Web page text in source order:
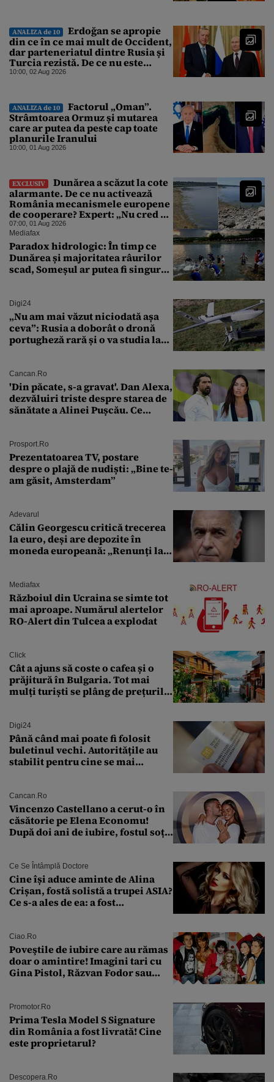
ANALIZA de 10
Erdoğan se apropie
din ce în ce mai mult de Occident,
dar parteneriatul dintre Rusia și
Turcia rezistă. De ce nu este
Moscova îngrijorată de
10:00, 02 Aug 2026
ANALIZA de 10
Factorul „Oman”.
Strâmtoarea Ormuz și mutarea
care ar putea da peste cap toate
planurile Iranului
10:00, 01 Aug 2026
EXCLUSIV
Dunărea a scăzut la cote
alarmante. De ce nu activează
România mecanismele europene
de cooperare? Expert: „Nu cred că
a sta și a aștepta ploaia reprezintă
o strategie viabilă”
07:00, 01 Aug 2026
Mediafax
Paradox hidrologic: În timp ce
Dunărea și majoritatea râurilor
scad, Someșul ar putea fi singurul
Digi24
„Nu am mai văzut niciodată așa
ceva”: Rusia a doborât o dronă
portugheză rară și o va studia la
Cancan.ro
'Din păcate, s-a gravat'. Dan Alexa,
dezvăluiri triste despre starea de
sănătate a Alinei Pușcău. Ce
Prosport.ro
Prezentatoarea TV, postare
despre o plajă de nudiști: „Bine te-
am găsit, Amsterdam”
Adevarul
Călin Georgescu critică trecerea
la euro, deși are depozite în
moneda europeană: „Renunți la
Mediafax
Războiul din Ucraina se simte tot
mai aproape. Numărul alertelor
RO-Alert din Tulcea a explodat
Click
Cât a ajuns să coste o cafea și o
prăjitură în Bulgaria. Tot mai
mulți turiști se plâng de prețurile
Digi24
Până când mai poate fi folosit
buletinul vechi. Autoritățile au
stabilit pentru cine se mai
Cancan.ro
Vincenzo Castellano a cerut-o în
căsătorie pe Elena Economu!
După doi ani de iubire, fostul soț
Ce Se Întâmplă Doctore
Cine își aduce aminte de Alina
Crișan, fostă solistă a trupei ASIA?
Ce s-a ales de ea: a fost
Ciao.ro
Poveştile de iubire care au rămas
doar o amintire! Imagini tari cu
Gina Pistol, Răzvan Fodor sau
Promotor.ro
Prima Tesla Model S Signature
din România a fost livrată! Cine
este proprietarul?
Descopera.ro